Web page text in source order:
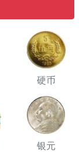
硬币
银元